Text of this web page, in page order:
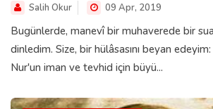
Salih Okur 09 Apr, 2019
Bugünlerde, manevî bir muhaverede bir
dinledim. Size, bir hülâsasını beyan
Nur'un iman ve tevhid için büyü...